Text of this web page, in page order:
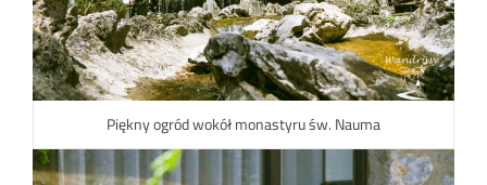
Piękny ogród wokół monastyru św. Nauma